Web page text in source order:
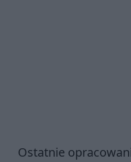
Ostatnie